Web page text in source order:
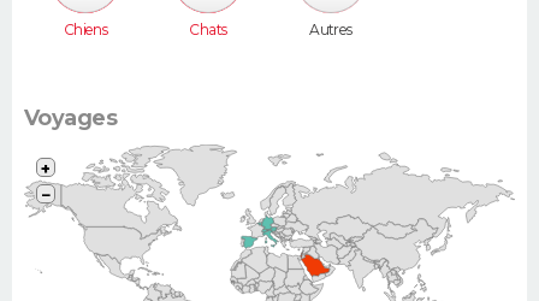
Chiens Chats Autres
Voyages
+
−